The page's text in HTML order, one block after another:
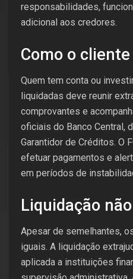
responsabilidades,
adicional aos credores.
Como o
Quem tem conta ou
liquidadas deve reunir
comprovantes e
oficiais do Banco Central,
Garantidor de Créditos. O
efetuar pagamentos e
em períodos de
Liquidação
Apesar de semelhantes,
iguais. A liquidação
aplicada a instituições